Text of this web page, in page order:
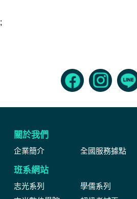
;
關於我們
企業簡介 全國服務據點
班系網站
志光系列 學儒系列